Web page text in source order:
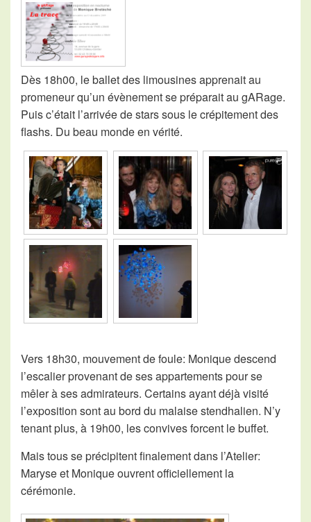
Dès 18h00, le ballet des limousines apprenait au
promeneur qu’un évènement se préparait au gARage.
Puis c’était l’arrivée de stars sous le crépitement des
flashs. Du beau monde en vérité.
Vers 18h30, mouvement de foule: Monique descend
l’escalier provenant de ses appartements pour se
mêler à ses admirateurs. Certains ayant déjà visité
l’exposition sont au bord du malaise stendhalien. N’y
tenant plus, à 19h00, les convives forcent le buffet.
Mais tous se précipitent finalement dans l’Atelier:
Maryse et Monique ouvrent officiellement la
cérémonie.